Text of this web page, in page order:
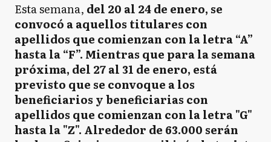
Esta semana, del 20 al 24 de enero, se
convocó a aquellos titulares con
apellidos que comienzan con la letra “A”
hasta la “F”. Mientras que para la semana
próxima, del 27 al 31 de enero, está
previsto que se convoque a los
beneficiarios y beneficiarias con
apellidos que comienzan con la letra "G"
hasta la "Z". Alrededor de 63.000 serán